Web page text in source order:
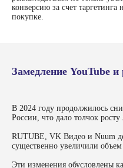
конверсию за счет
покупке.
Замедление YouTube
В 2024 году продолжилось
России, что дало толчок
RUTUBE, VK Видео и Nuum
существенно увеличили объем
Эти изменения обусловлены